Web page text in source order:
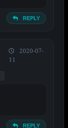
REPLY
2020-07-
11
REPLY